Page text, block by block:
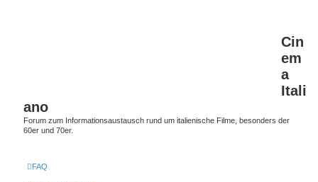
Cin
em
a
Itali
ano
Forum zum Informationsaustausch rund um italienische Filme, besonders der
60er und 70er.
FAQ